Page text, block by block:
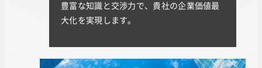
豊富な知識と交渉力で、貴社の企業価値最
大化を実現します。